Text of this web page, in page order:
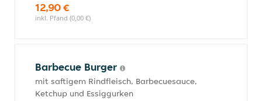
12,90 €
inkl. Pfand (0,00 €)
Barbecue Burger
mit saftigem Rindfleisch, Barbecuesauce,
Ketchup und Essiggurken